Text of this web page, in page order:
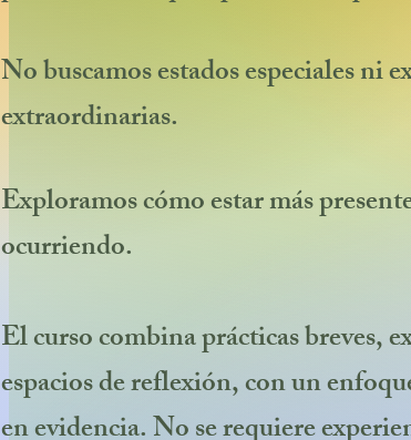
No buscamos estados especiales ni
extraordinarias.
Exploramos cómo estar más
ocurriendo.
El curso combina prácticas breves,
espacios de reflexión, con un